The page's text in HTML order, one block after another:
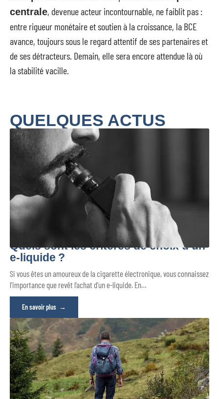
centrale, devenue acteur incontournable, ne faiblit pas :
entre rigueur monétaire et soutien à la croissance, la BCE
avance, toujours sous le regard attentif de ses partenaires et
de ses détracteurs. Demain, elle sera encore attendue là où
la stabilité vacille.
QUELQUES ACTUS
Quels sont les critères de choix d’un
e-liquide ?
Si vous êtes un amoureux de la cigarette électronique, vous connaissez
l’importance que revêt l’achat d’un e-liquide. En…
En savoir plus